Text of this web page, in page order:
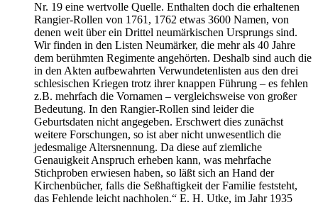
Nr. 19 eine wertvolle Quelle. Enthalten doch die erhaltenen
Rangier-Rollen von 1761, 1762 etwas 3600 Namen, von
denen weit über ein Drittel neumärkischen Ursprungs sind.
Wir finden in den Listen Neumärker, die mehr als 40 Jahre
dem berühmten Regimente angehörten. Deshalb sind auch die
in den Akten aufbewahrten Verwundetenlisten aus den drei
schlesischen Kriegen trotz ihrer knappen Führung – es fehlen
z.B. mehrfach die Vornamen – vergleichsweise von großer
Bedeutung. In den Rangier-Rollen sind leider die
Geburtsdaten nicht angegeben. Erschwert dies zunächst
weitere Forschungen, so ist aber nicht unwesentlich die
jedesmalige Altersnennung. Da diese auf ziemliche
Genauigkeit Anspruch erheben kann, was mehrfache
Stichproben erwiesen haben, so läßt sich an Hand der
Kirchenbücher, falls die Seßhaftigkeit der Familie feststeht,
das Fehlende leicht nachholen.“ E. H. Utke, im Jahr 1935